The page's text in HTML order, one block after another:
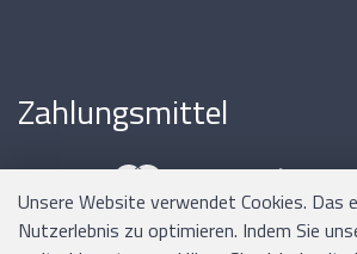
Zahlungsmittel
Unsere Website verwendet Cookies. Das
Nutzerlebnis zu optimieren. Indem Sie